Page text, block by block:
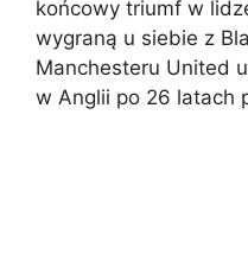
końcowy triumf w
wygraną u siebie z
Manchesteru United
w Anglii po 26 latach